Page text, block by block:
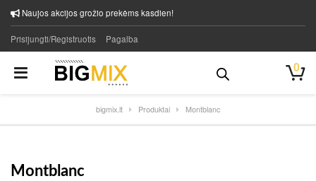
Naujos akcijos grožio prekėms kasdien!
Prisijungti/Registruotis Pagalba
0
bigmix.lt Produktai Montblanc
Montblanc